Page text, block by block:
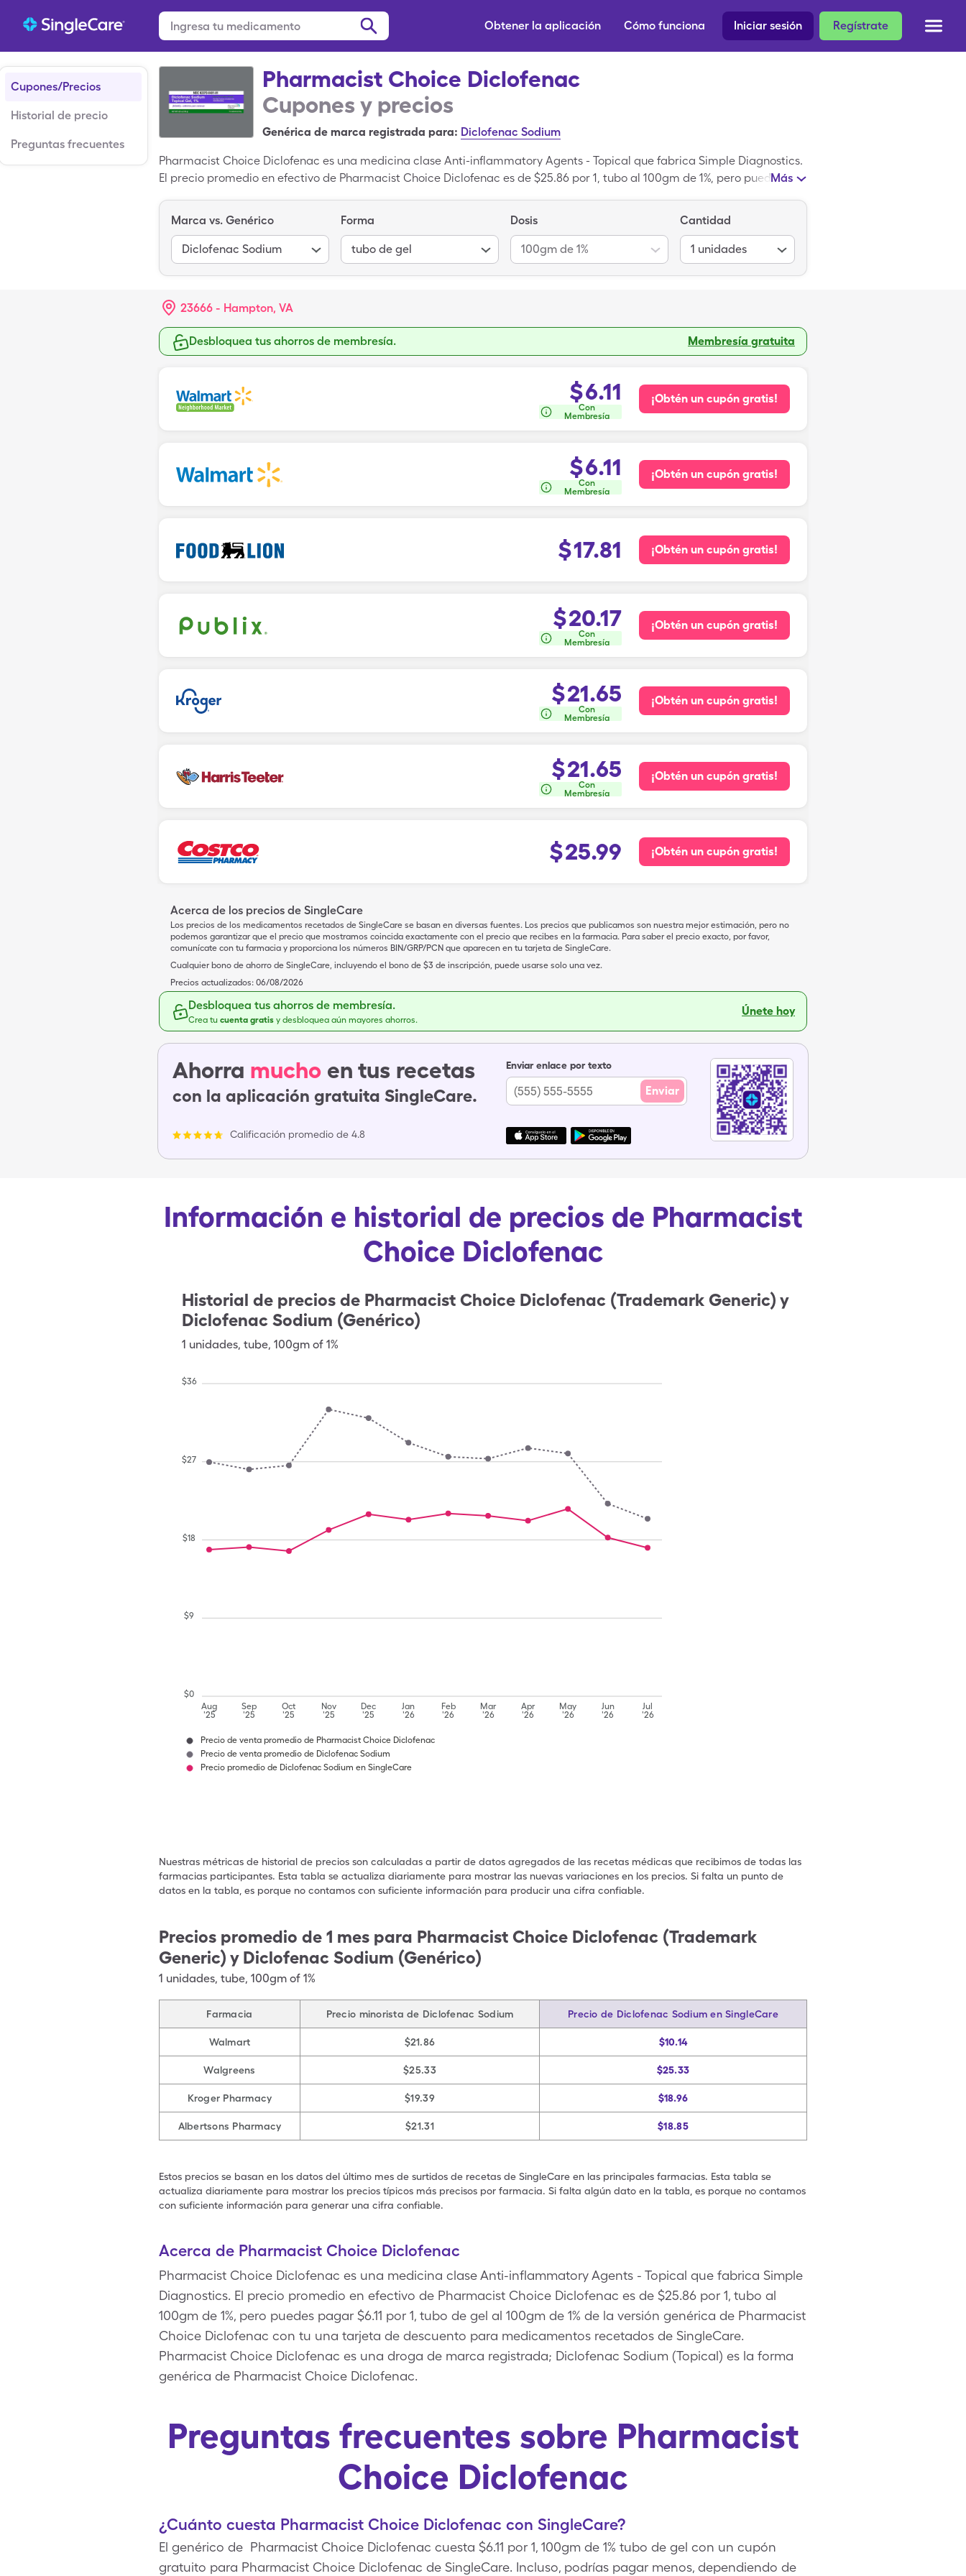
Regístrate
Iniciar sesión
Cómo funciona
Obtener la aplicación
Cupones/Precios
Historial de precio
Preguntas frecuentes
Pharmacist Choice Diclofenac
Cupones y precios
Genérica de marca registrada para: Diclofenac Sodium
Pharmacist Choice Diclofenac es una medicina clase Anti-inflammatory Agents - Topical que fabrica Simple Diagnostics.
El precio promedio en efectivo de Pharmacist Choice Diclofenac es de $25.86 por 1, tubo al 100gm de 1%, pero puedes
de descuento para medicamentos recetados de SingleCare. Pharmacist Choice Diclofenac es una droga de marca
Más
Marca vs. Genérico
Diclofenac Sodium
Forma
tubo de gel
Dosis
100gm de 1%
Cantidad
1 unidades
23666 - Hampton, VA
Desbloquea tus ahorros de membresía. Membresía gratuita
$6.11
Con
Membresía
¡Obtén un cupón gratis!
$6.11
Con
Membresía
¡Obtén un cupón gratis!
$17.81 ¡Obtén un cupón gratis!
$20.17
Con
Membresía
¡Obtén un cupón gratis!
$21.65
Con
Membresía
¡Obtén un cupón gratis!
$21.65
Con
Membresía
¡Obtén un cupón gratis!
$25.99 ¡Obtén un cupón gratis!
Acerca de los precios de SingleCare
Los precios de los medicamentos recetados de SingleCare se basan en diversas fuentes. Los precios que publicamos son nuestra mejor estimación, pero no
podemos garantizar que el precio que mostramos coincida exactamente con el precio que recibes en la farmacia. Para saber el precio exacto, por favor,
comunícate con tu farmacia y proporciona los números BIN/GRP/PCN que aparecen en tu tarjeta de SingleCare.
Cualquier bono de ahorro de SingleCare, incluyendo el bono de $3 de inscripción, puede usarse solo una vez.
Precios actualizados: 06/08/2026
Desbloquea tus ahorros de membresía.
Crea tu cuenta gratis y desbloquea aún mayores ahorros.
Únete hoy
Ahorra mucho en tus recetas
con la aplicación gratuita SingleCare.
Calificación promedio de 4.8
Enviar enlace por texto
Enviar
Información e historial de precios de Pharmacist
Choice Diclofenac
Historial de precios de Pharmacist Choice Diclofenac (Trademark Generic) y
Diclofenac Sodium (Genérico)
1 unidades, tube, 100gm of 1%
Aug
'25
Sep
'25
Oct
'25
Nov
'25
Dec
'25
Jan
'26
Feb
'26
Mar
'26
Apr
'26
May
'26
Jun
'26
Jul
'26
$0
$9
$18
$27
$36
Precio de venta promedio de Pharmacist Choice Diclofenac
Precio de venta promedio de Diclofenac Sodium
Precio promedio de Diclofenac Sodium en SingleCare
Nuestras métricas de historial de precios son calculadas a partir de datos agregados de las recetas médicas que recibimos de todas las
farmacias participantes. Esta tabla se actualiza diariamente para mostrar las nuevas variaciones en los precios. Si falta un punto de
datos en la tabla, es porque no contamos con suficiente información para producir una cifra confiable.
Precios promedio de 1 mes para Pharmacist Choice Diclofenac (Trademark
Generic) y Diclofenac Sodium (Genérico)
1 unidades, tube, 100gm of 1%
Farmacia Precio minorista de Diclofenac Sodium Precio de Diclofenac Sodium en SingleCare
Walmart $21.86 $10.14
Walgreens $25.33 $25.33
Kroger Pharmacy $19.39 $18.96
Albertsons Pharmacy $21.31 $18.85
Estos precios se basan en los datos del último mes de surtidos de recetas de SingleCare en las principales farmacias. Esta tabla se
actualiza diariamente para mostrar los precios típicos más precisos por farmacia. Si falta algún dato en la tabla, es porque no contamos
con suficiente información para generar una cifra confiable.
Acerca de Pharmacist Choice Diclofenac
Pharmacist Choice Diclofenac es una medicina clase Anti-inflammatory Agents - Topical que fabrica Simple
Diagnostics. El precio promedio en efectivo de Pharmacist Choice Diclofenac es de $25.86 por 1, tubo al
100gm de 1%, pero puedes pagar $6.11 por 1, tubo de gel al 100gm de 1% de la versión genérica de Pharmacist
Choice Diclofenac con tu una tarjeta de descuento para medicamentos recetados de SingleCare.
Pharmacist Choice Diclofenac es una droga de marca registrada; Diclofenac Sodium (Topical) es la forma
genérica de Pharmacist Choice Diclofenac.
Preguntas frecuentes sobre Pharmacist
Choice Diclofenac
¿Cuánto cuesta Pharmacist Choice Diclofenac con SingleCare?
El genérico de Pharmacist Choice Diclofenac cuesta $6.11 por 1, 100gm de 1% tubo de gel con un cupón
gratuito para Pharmacist Choice Diclofenac de SingleCare. Incluso, podrías pagar menos, dependiendo de